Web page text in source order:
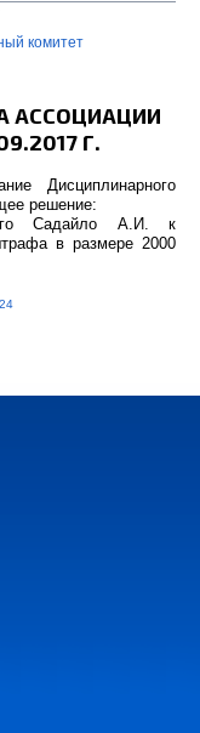
комитет
АССОЦИАЦИИ
Г.
Дисциплинарного
решение:
Садайло А.И. к
в размере 2000